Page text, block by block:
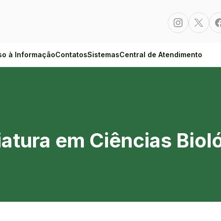
Instagram
à InformaçãoContatosSistemasCentral de Atendimento
Biológicas
em Ciências